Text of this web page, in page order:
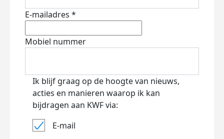
E-mailadres *
Mobiel nummer
Ik blijf graag op de hoogte van nieuws,
acties en manieren waarop ik kan
bijdragen aan KWF via:
E-mail